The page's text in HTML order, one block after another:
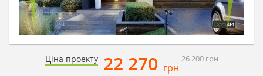
Ціна проекту 22 270 грн
26 200грн